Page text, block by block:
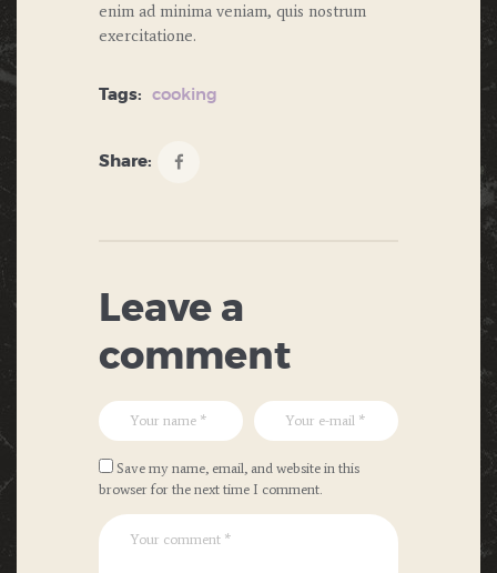
enim ad minima veniam, quis nostrum
exercitatione.
Tags: cooking
Share:
Leave a
comment
Save my name, email, and website in this
browser for the next time I comment.